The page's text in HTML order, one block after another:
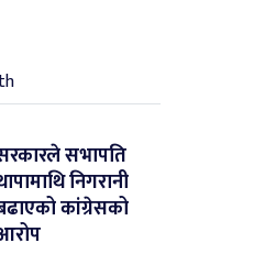
सभापति
निगरानी
कांग्रेसको